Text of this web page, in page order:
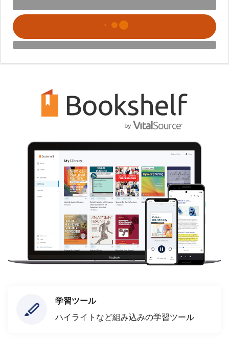
学習ツール
ハイライトなど組み込みの学習ツール